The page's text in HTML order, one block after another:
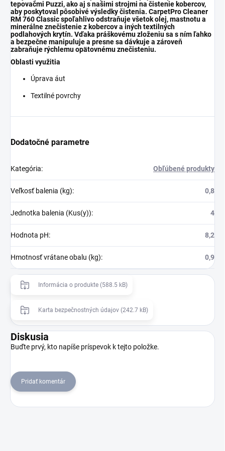
tepovačmi Puzzi, ako aj s našimi strojmi na čistenie kobercov,
aby poskytoval pôsobivé výsledky čistenia. CarpetProCleaner
RM 760 Classic spoľahlivo odstraňuje všetok olej, mastnotu a
minerálne znečistenie z kobercov a iných textilných
podlahových krytín. Vďaka práškovému zloženiu sa s ním ľahko
a bezpečne manipuluje a presne sa dávkuje a zároveň
zabraňuje rýchlemu opätovnému znečisteniu.
Oblasti využitia
Úprava áut
Textilné povrchy
Dodatočné parametre
Kategória: Obľúbené produkty
Veľkosť balenia (kg): 0,8
Jednotka balenia (Kus(y)): 4
Hodnota pH: 8,2
Hmotnosť vrátane obalu (kg): 0,9
Informácia o produkte (588.5 kB)
Karta bezpečnostných údajov (242.7 kB)
Diskusia
Buďte prvý, kto napíše príspevok k tejto položke.
Pridať komentár